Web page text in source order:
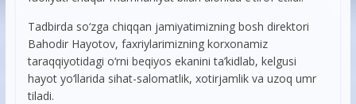
Tadbirda so‘zga chiqqan jamiyatimizning bosh direktori
Bahodir Hayotov, faxriylarimizning korxonamiz
taraqqiyotidagi o‘rni beqiyos ekanini ta’kidlab, kelgusi
hayot yo‘llarida sihat-salomatlik, xotirjamlik va uzoq umr
tiladi.